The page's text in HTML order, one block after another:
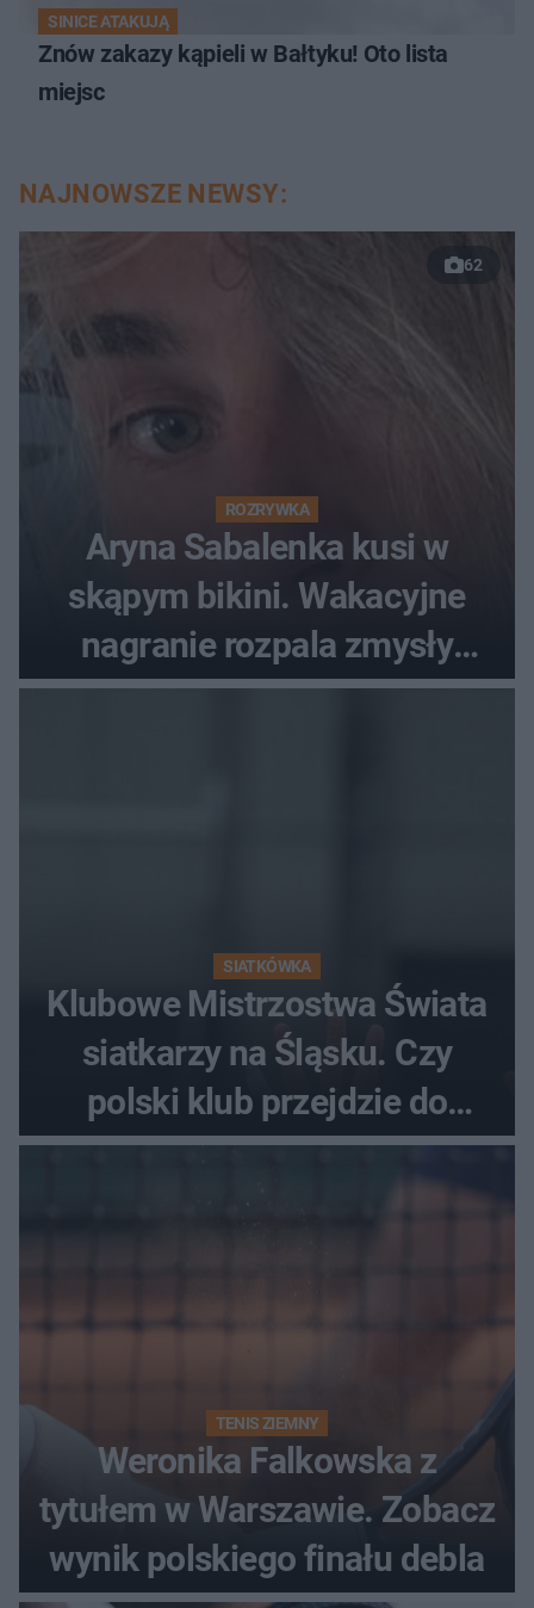
SINICE ATAKUJĄ
Znów zakazy kąpieli w Bałtyku! Oto lista
miejsc
NAJNOWSZE NEWSY:
62
ROZRYWKA
Aryna Sabalenka kusi w
skąpym bikini. Wakacyjne
nagranie rozpala zmysły
fanów
SIATKÓWKA
Klubowe Mistrzostwa Świata
siatkarzy na Śląsku. Czy
polski klub przejdzie do
historii
TENIS ZIEMNY
Weronika Falkowska z
tytułem w Warszawie. Zobacz
wynik polskiego finału debla